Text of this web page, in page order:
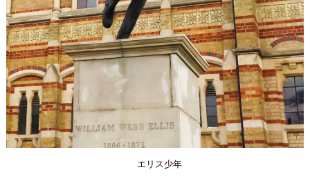
エリス少年